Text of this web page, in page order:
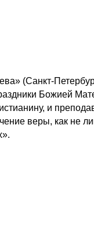
(Санкт-
Божией
и
веры, как не